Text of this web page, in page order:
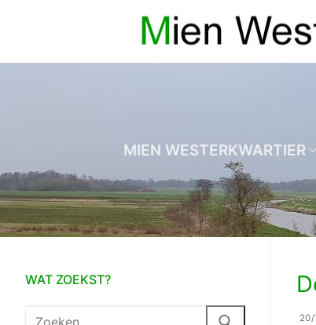
inhoud
MIEN WESTERKWARTIER
20/
WAT ZOEKST?
Zoeken